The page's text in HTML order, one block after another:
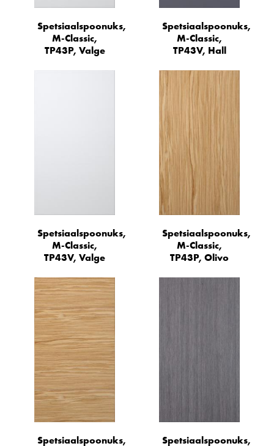
Spetsiaalspoonuks,
M-Classic,
TP43P, Valge
Spetsiaalspoonuks,
M-Classic,
TP43V, Hall
Spetsiaalspoonuks,
M-Classic,
TP43V, Valge
Spetsiaalspoonuks,
M-Classic,
TP43P, Olivo
Spetsiaalspoonuks,
Spetsiaalspoonuks,